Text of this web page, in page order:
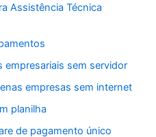
Assistência Técnica
sem servidor
empresas sem internet
planilha
de pagamento único